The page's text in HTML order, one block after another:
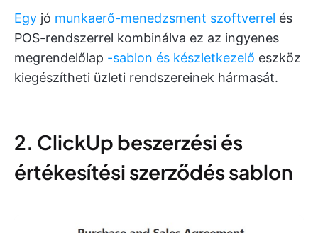
Egy jó munkaerő-menedzsment szoftverrel és
POS-rendszerrel kombinálva ez az ingyenes
megrendelőlap -sablon és készletkezelő eszköz
kiegészítheti üzleti rendszereinek hármasát.
2. ClickUp beszerzési és
értékesítési szerződés sablon